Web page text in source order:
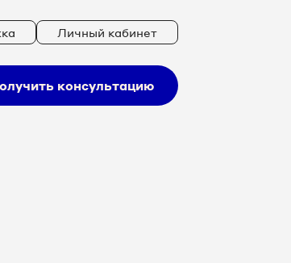
Личный кабинет
консультацию